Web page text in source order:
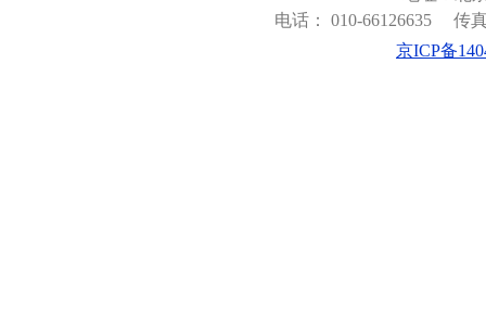
电话： 010-66126635
传
京ICP备